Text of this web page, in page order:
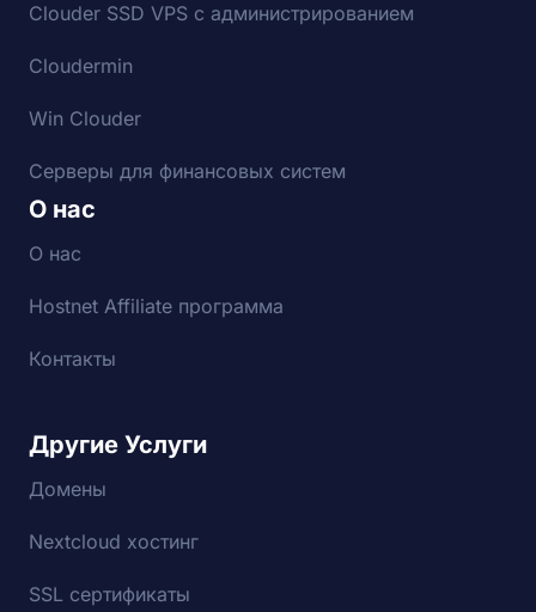
Clouder SSD VPS с администрированием
Cloudermin
Win Clouder
Серверы для финансовых систем
О нас
О нас
Hostnet Affiliate программа
Контакты
Другие Услуги
Домены
Nextcloud хостинг
SSL сертификаты